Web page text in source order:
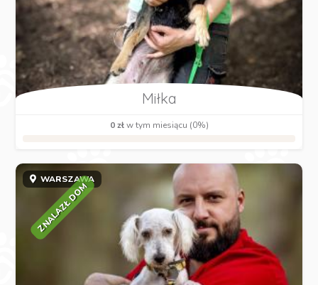
Miłka
0 złw tym miesiącu (0%)
WARSZAWA
ZNALAZŁ DOM